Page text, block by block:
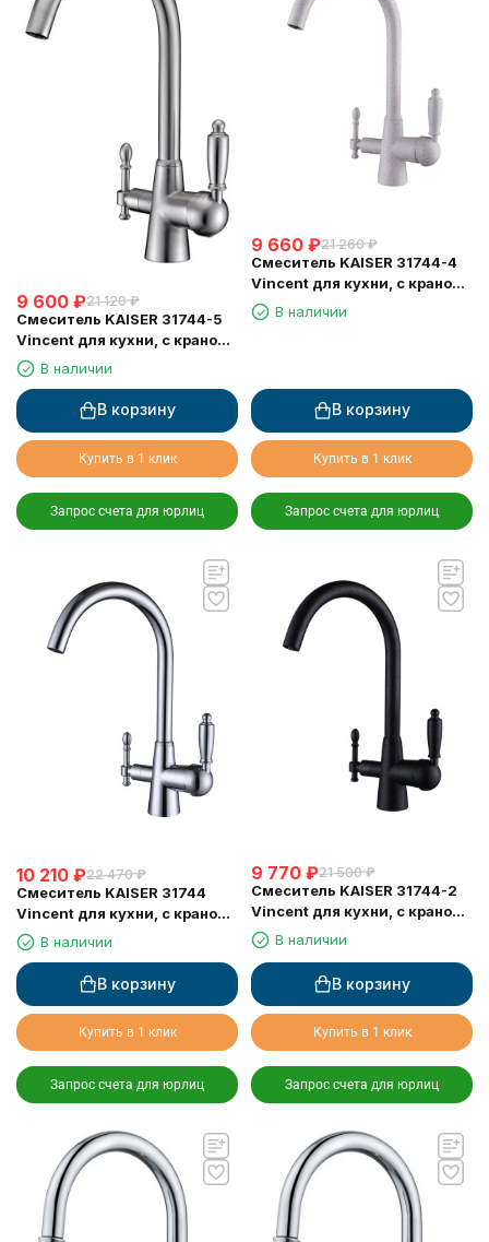
9 600 ₽21 120 ₽
Смеситель KAISER 31744-5
Vincent для кухни, с краном
для питьевой воды, серебро
В наличии
В корзину
Купить в 1 клик
Запрос счета для юрлиц
9 660 ₽21 260 ₽
Смеситель KAISER 31744-4
Vincent для кухни, с краном
для питьевой воды,
песочный
В наличии
В корзину
Купить в 1 клик
Запрос счета для юрлиц
10 210 ₽22 470 ₽
Смеситель KAISER 31744
Vincent для кухни, с краном
для питьевой воды, хром
В наличии
В корзину
Купить в 1 клик
Запрос счета для юрлиц
9 770 ₽21 500 ₽
Смеситель KAISER 31744-2
Vincent для кухни, с краном
для питьевой воды, черный
мрамор
В наличии
В корзину
Купить в 1 клик
Запрос счета для юрлиц